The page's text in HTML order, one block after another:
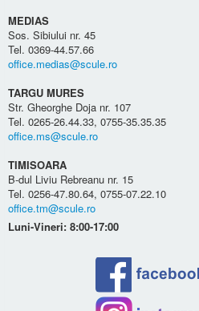
MEDIAS
Sos. Sibiului nr. 45
Tel. 0369-44.57.66
office.medias@scule.ro
TARGU MURES
Str. Gheorghe Doja nr. 107
Tel. 0265-26.44.33, 0755-35.35.35
office.ms@scule.ro
TIMISOARA
B-dul Liviu Rebreanu nr. 15
Tel. 0256-47.80.64, 0755-07.22.10
office.tm@scule.ro
Luni-Vineri: 8:00-17:00